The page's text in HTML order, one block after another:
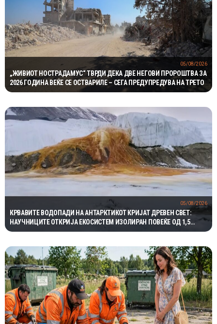
„ЖИВИОТ НОСТРАДАМУС“ ТВРДИ ДЕКА ДВЕ НЕГОВИ ПРОРОШТВА ЗА
2026 ГОДИНА ВЕЌЕ СЕ ОСТВАРИЛЕ – СЕГА ПРЕДУПРЕДУВА НА ТРЕТО
05/08/2026
КРВАВИТЕ ВОДОПАДИ НА АНТАРКТИКОТ КРИЈАТ ДРЕВЕН СВЕТ:
НАУЧНИЦИТЕ ОТКРИЈА ЕКОСИСТЕМ ИЗОЛИРАН ПОВЕЌЕ ОД 1,5
МИЛИОНИ ГОДИНИ
05/08/2026